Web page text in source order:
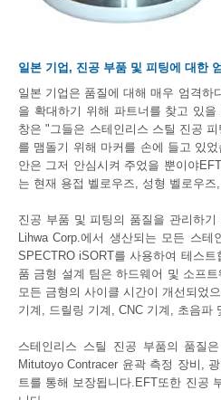
일본 기업, 진공 부품 및 피팅에 대한
일본 기업은 품질에 대해 매우 엄격
을 확대하기 위해 파트너를 찾고 있
창은 "그들은 스테인리스 스틸 진공
를 맴돌기 위해 마커를 손에 들고 있
안은 그저 안심시켜 주었을 뿐이야
는 현재 용접 벨로우즈, 성형 벨로우
진공 부품 및 피팅의 품질을 관리하
Lihwa Corp.에서 생산되는 모든 스
SPECTRO iSORT를 사용하여 테스
품 금형 설계 팀은 하드웨어 및 소프
모든 금형의 사이클 시간이 개선되었
기계, 드릴링 기계, CNC 기계, 초음파
스테인리스 스틸 진공 부품의 품질
Mitutoyo Contracer 윤곽 측정 장비,
트를 통해 보장됩니다.EFT또한 진공